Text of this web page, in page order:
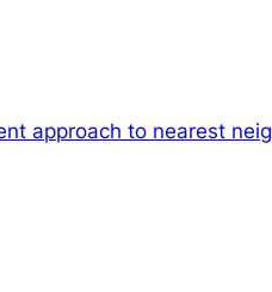
approach to nearest